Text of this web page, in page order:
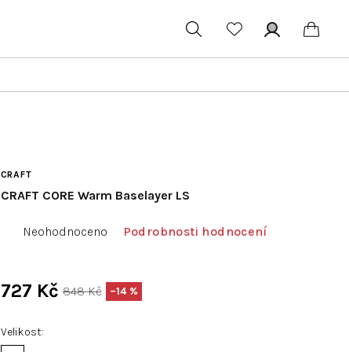
košík
CRAFT
CRAFT CORE Warm Baselayer LS
hodnocení
0,0
5
Neohodnoceno Podrobnosti hodnocení
Velikost
848 Kč –14 %
727 Kč